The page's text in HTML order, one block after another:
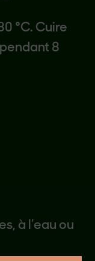
°C. Cuire
8
à l’eau ou